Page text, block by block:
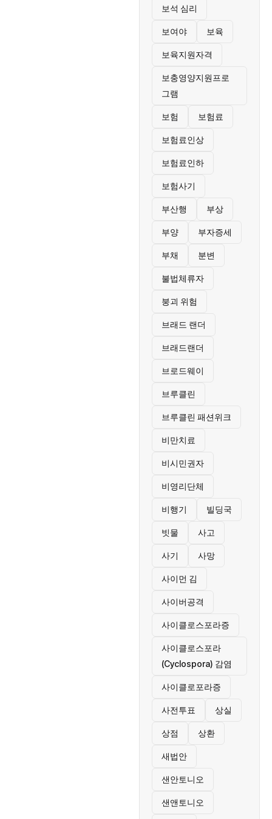
보석 심리
보여야 보육
보육지원자격
보충영양지원프로
그램
보험 보험료
보험료인상
보험료인하
보험사기
부산행 부상
부양 부자증세
부채 분변
불법체류자
붕괴 위험
브래드 랜더
브래드랜더
브로드웨이
브루클린
브루클린 패션위크
비만치료
비시민권자
비영리단체
비행기 빌딩국
빗물 사고
사기 사망
사이먼 김
사이버공격
사이클로스포라증
사이클로스포라
(Cyclospora) 감염
사이클로포라증
사전투표 상실
상점 상환
새법안
샌안토니오
샌앤토니오